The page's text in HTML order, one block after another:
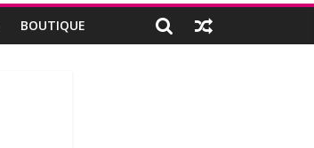
BOUTIQUE